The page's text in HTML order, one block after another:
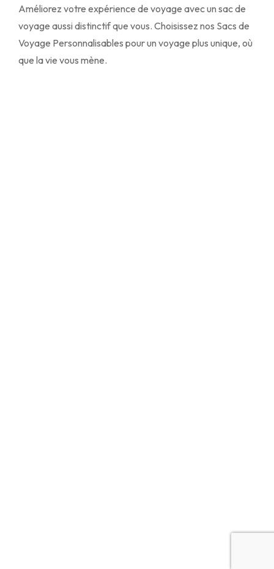
Améliorez votre expérience de voyage avec un sac de
voyage aussi distinctif que vous. Choisissez nos Sacs de
Voyage Personnalisables pour un voyage plus unique, où
que la vie vous mène.